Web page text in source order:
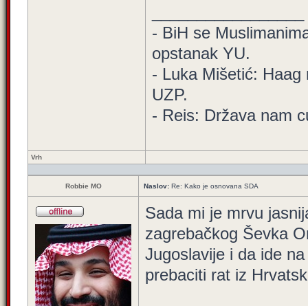
- BiH se
opstanak YU.
- Luka Mišetić: Haag
UZP.
- Reis: Država nam
Vrh
Robbie MO Naslov: Re: Kako je osnovana SDA
Sada mi je mrvu
zagrebačkog Ševka
Jugoslavije i da ide
prebaciti rat iz